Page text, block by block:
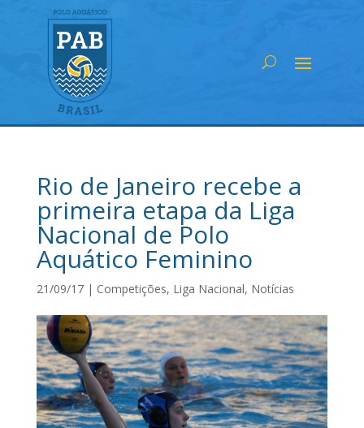
Rio de Janeiro recebe a
primeira etapa da Liga
Nacional de Polo
Aquático Feminino
21/09/17| Competições, Liga Nacional, Notícias